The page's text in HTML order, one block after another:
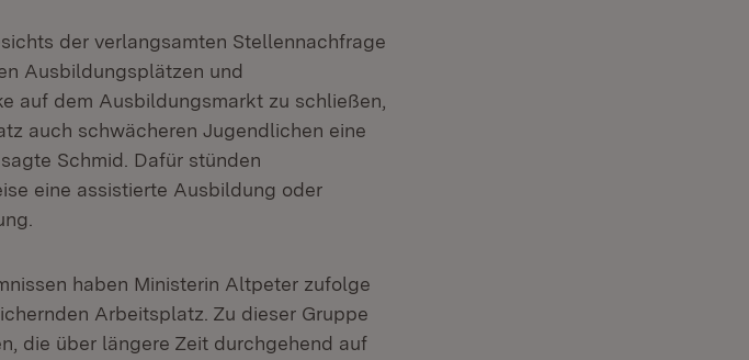
der verlangsamten Stellennachfrage
Ausbildungsplätzen und
auf dem Ausbildungsmarkt zu schließen,
auch schwächeren Jugendlichen eine
Schmid. Dafür stünden
eine assistierte Ausbildung oder
haben Ministerin Altpeter zufolge
Arbeitsplatz. Zu dieser Gruppe
die über längere Zeit durchgehend auf